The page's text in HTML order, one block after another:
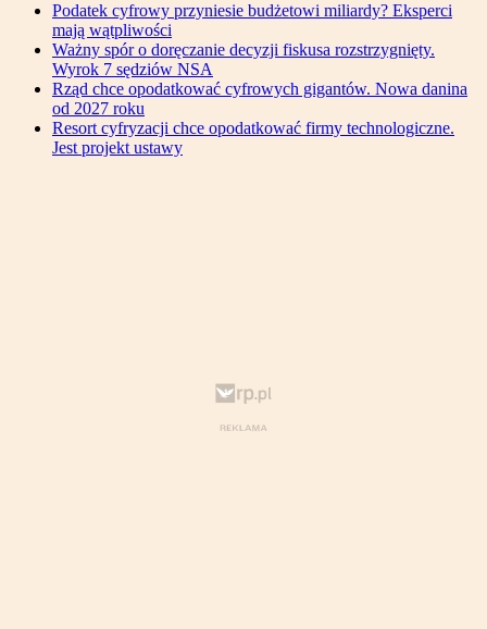
Podatek cyfrowy przyniesie budżetowi miliardy? Eksperci
mają wątpliwości
Ważny spór o doręczanie decyzji fiskusa rozstrzygnięty.
Wyrok 7 sędziów NSA
Rząd chce opodatkować cyfrowych gigantów. Nowa danina
od 2027 roku
Resort cyfryzacji chce opodatkować firmy technologiczne.
Jest projekt ustawy